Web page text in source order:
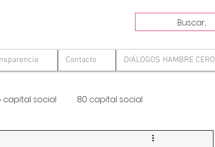
Contacto DIÁLOGOS HAMBRE CERO
capital social 80 capital social